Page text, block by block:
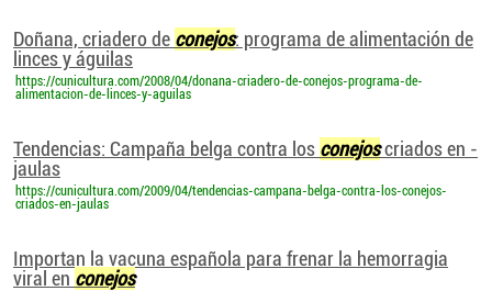
Doñana, criadero de conejos: programa de alimentación de
linces y águilas
https://cunicultura.com/2008/04/donana-criadero-de-conejos-programa-de-
alimentacion-de-linces-y-aguilas
Tendencias: Campaña belga contra los conejoscriados en -
jaulas
https://cunicultura.com/2009/04/tendencias-campana-belga-contra-los-conejos-
criados-en-jaulas
Importan la vacuna española para frenar la hemorragia
viral en conejos